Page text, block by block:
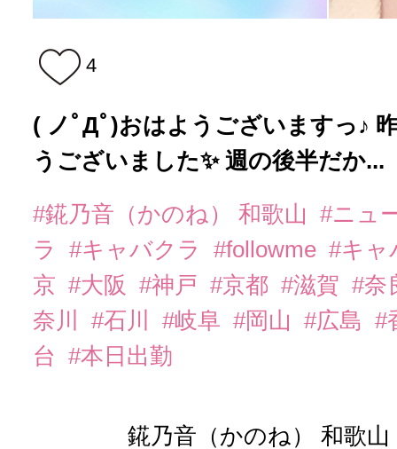
4
( ノﾟДﾟ)おはようございますっ♪
うございました✨ 週の後半だか...
#錵乃音（かのね） 和歌山
#ニュ
ラ
#キャバクラ #followme #キ
京 #大阪 #神戸 #京都 #滋賀 #奈
奈川
#石川 #岐阜 #岡山 #広島
#
台
#本日出勤
錵乃音（かのね） 和歌山